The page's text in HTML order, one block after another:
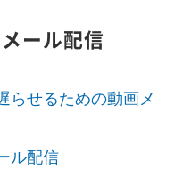
ール配信
せるための動画メ
ル配信